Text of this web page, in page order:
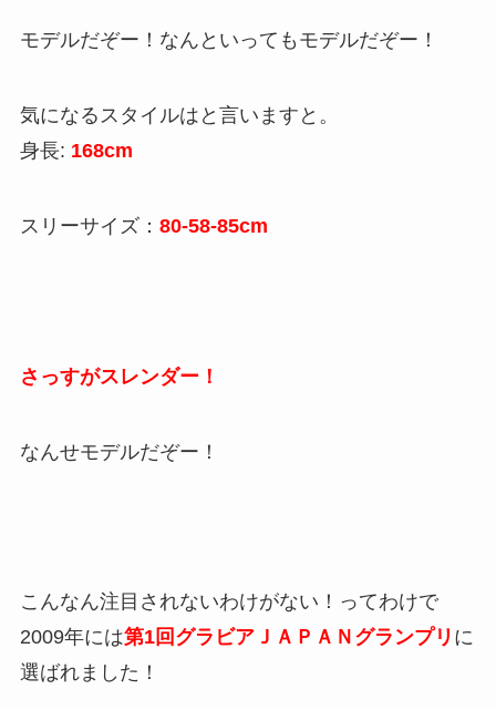
モデルだぞー！なんといってもモデルだぞー！
気になるスタイルはと言いますと。
身長: 168cm
スリーサイズ： 80-58-85cm
さっすがスレンダー！
なんせモデルだぞー！
こんなん注目されないわけがない！ってわけで
2009年には第1回グラビアＪＡＰＡＮグランプリ に
選ばれました！